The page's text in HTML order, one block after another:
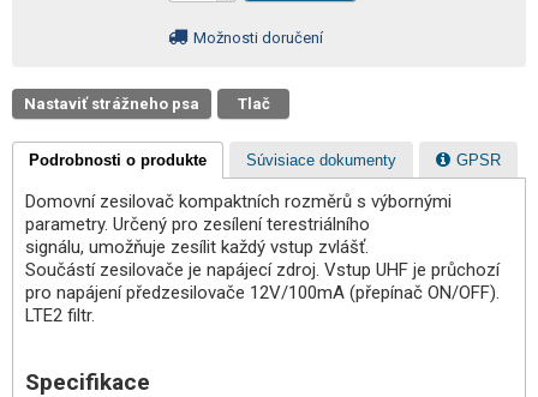
Možnosti doručení
Nastaviť strážneho psa Tlač
Podrobnosti o produkte Súvisiace dokumenty GPSR
Domovní zesilovač kompaktních rozměrů s výbornými
parametry. Určený pro zesílení terestriálního
signálu, umožňuje zesílit každý vstup zvlášť.
Součástí zesilovače je napájecí zdroj. Vstup UHF je průchozí
pro napájení předzesilovače 12V/100mA (přepínač ON/OFF).
LTE2 filtr.
Specifikace